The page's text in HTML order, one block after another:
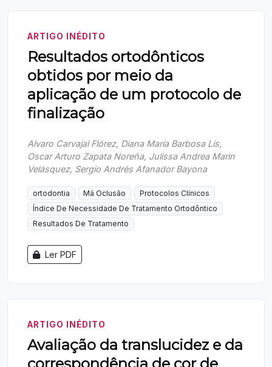
ARTIGO INÉDITO
Resultados ortodônticos
obtidos por meio da
aplicação de um protocolo de
finalização
Alvaro Carvajal Flórez, Diana María Barbosa Lis,
Oscar Arturo Zapata Noreña, Julissa Andrea Marin
Velásquez, Sergio Andrés Afanador Bayona
ortodontia Má Oclusão
Protocolos Clínicos
Índice De Necessidade De Tratamento Ortodôntico
Resultados De Tratamento
Ler PDF
ARTIGO INÉDITO
Avaliação da translucidez e da